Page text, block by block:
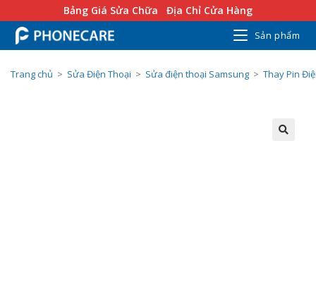
Bảng Giá Sửa Chữa Địa Chỉ Cửa Hàng
Sản phẩm
Trang chủ > Sửa Điện Thoại > Sửa điện thoại Samsung > Thay Pin